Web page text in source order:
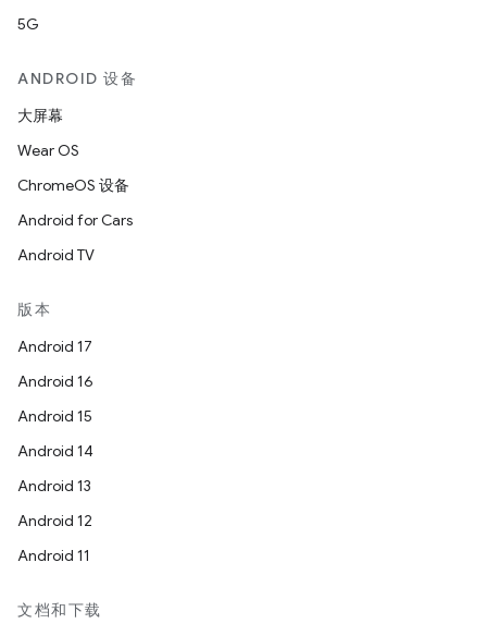
5G
ANDROID 设备
大屏幕
Wear OS
ChromeOS 设备
Android for Cars
Android TV
版本
Android 17
Android 16
Android 15
Android 14
Android 13
Android 12
Android 11
文档和下载